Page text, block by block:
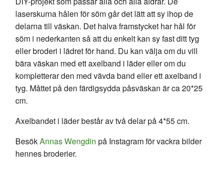
laserskurna hålen för söm går det lätt att sy ihop de
delarna till väskan. Det halva framstycket har hål för
söm i nederkanten så att du enkelt kan sy fast ditt tyg
eller broderi i lädret för hand. Du kan välja om du vill
bära väskan med ett axelband i läder eller om du
kompletterar den med vävda band eller ett axelband i
tyg. Måttet på den färdigsydda påsväskan är ca 20*25
cm.
Axelbandet i läder består av två delar på 4*55 cm.
BesökAnnas Wengdin på Instagram för vackra bilder
hennes broderier.